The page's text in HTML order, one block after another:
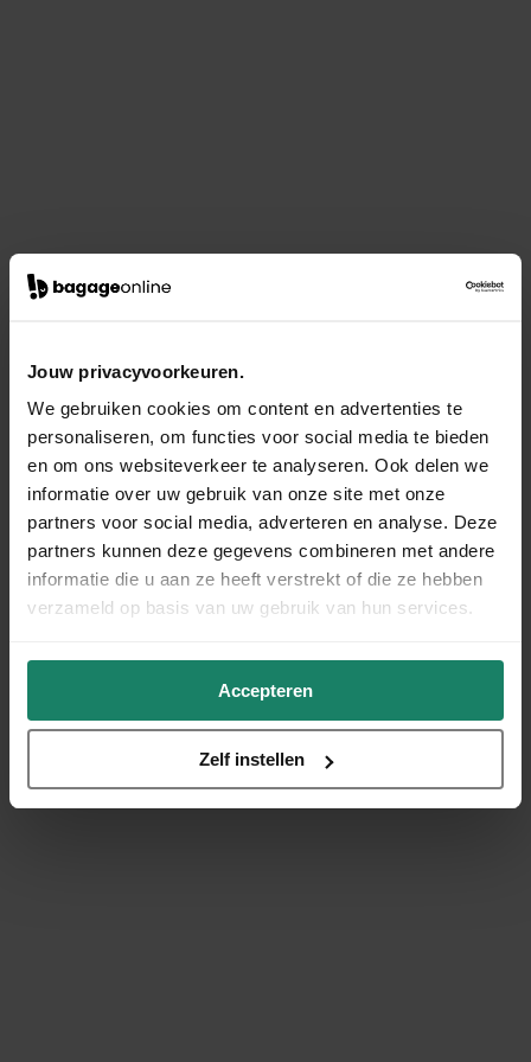
Jouw privacyvoorkeuren.
We gebruiken cookies om content en advertenties te
personaliseren, om functies voor social media te bieden
en om ons websiteverkeer te analyseren. Ook delen we
informatie over uw gebruik van onze site met onze
partners voor social media, adverteren en analyse. Deze
partners kunnen deze gegevens combineren met andere
informatie die u aan ze heeft verstrekt of die ze hebben
verzameld op basis van uw gebruik van hun services.
Accepteren
Zelf instellen